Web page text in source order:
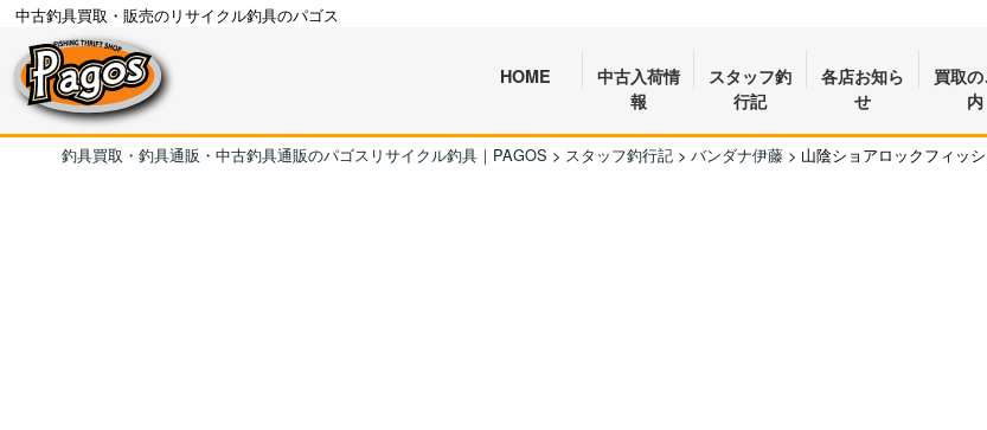
中古釣具買取・販売のリサイクル釣具のパゴス
HOME
中古入荷情
報
スタッフ釣
行記
各店お知ら
せ
買取
内
釣具買取・釣具通販・中古釣具通販のパゴスリサイクル釣具｜PAGOS > スタッフ釣行記 > バンダナ伊藤 > 山陰ショアロックフィッ